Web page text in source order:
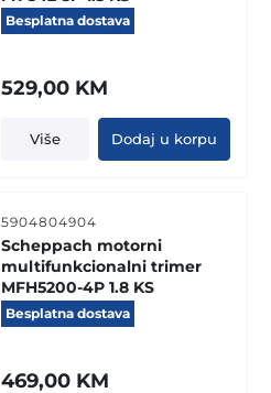
Besplatna dostava
529,00 KM
Više Dodaj u korpu
5904804904
Scheppach motorni
multifunkcionalni trimer
MFH5200-4P 1.8 KS
Besplatna dostava
469,00 KM